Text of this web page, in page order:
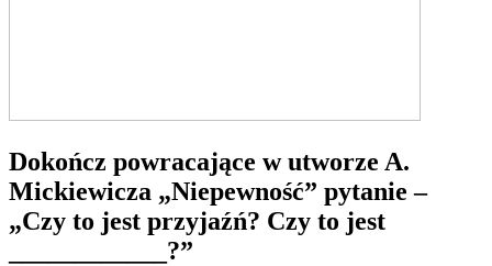
Dokończ powracające w utworze A.
Mickiewicza „Niepewność” pytanie –
„Czy to jest przyjaźń? Czy to jest
____________?”